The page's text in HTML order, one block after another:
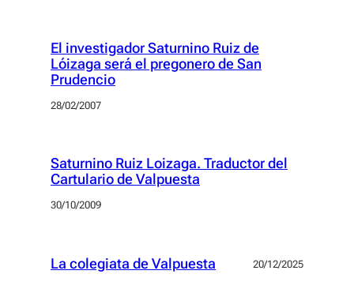
El investigador Saturnino Ruiz de
Lóizaga será el pregonero de San
Prudencio
28/02/2007
Saturnino Ruiz Loizaga. Traductor del
Cartulario de Valpuesta
30/10/2009
La colegiata de Valpuesta 20/12/2025